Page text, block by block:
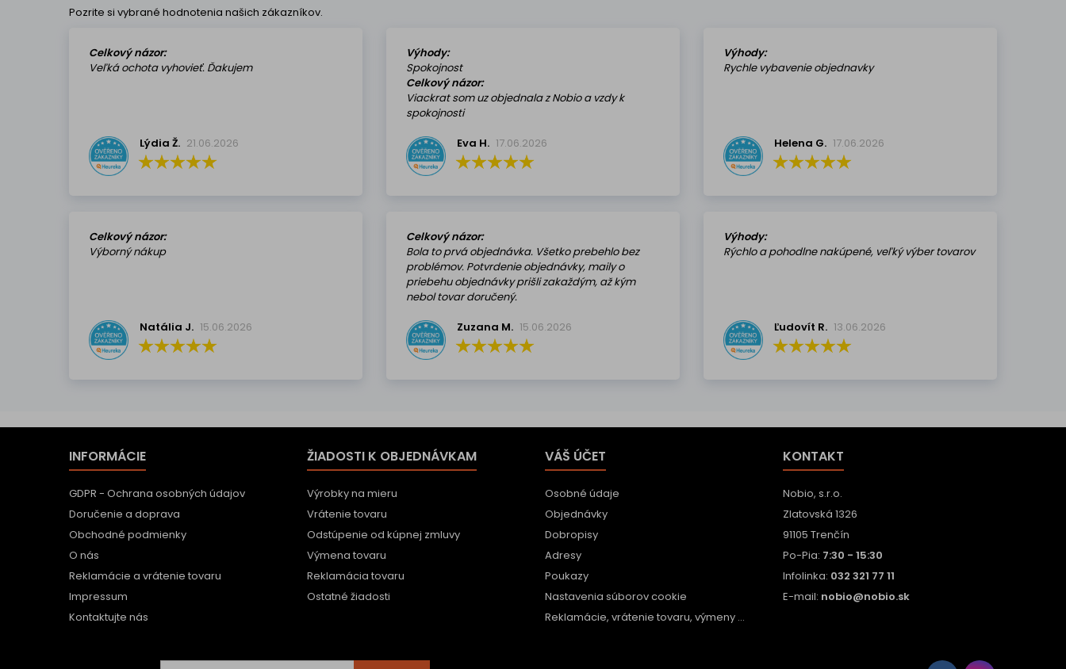
Pozrite si vybrané hodnotenia našich zákazníkov.
Celkový názor:
Veľká ochota vyhovieť. Ďakujem
Lýdia Ž. 21.06.2026
Výhody:
Spokojnost
Celkový názor:
Viackrat som uz objednala z Nobio a vzdy k
spokojnosti
Eva H. 17.06.2026
Výhody:
Rychle vybavenie objednavky
Helena G. 17.06.2026
Celkový názor:
Výborný nákup
Natália J. 15.06.2026
Celkový názor:
Bola to prvá objednávka. Všetko prebehlo bez
problémov. Potvrdenie objednávky, maily o
priebehu objednávky prišli zakaždým, až kým
nebol tovar doručený.
Zuzana M. 15.06.2026
Výhody:
Rýchlo a pohodlne nakúpené, veľký výber tovarov
Ľudovít R. 13.06.2026
INFORMÁCIE
GDPR - Ochrana osobných údajov
Doručenie a doprava
Obchodné podmienky
O nás
Reklamácie a vrátenie tovaru
Impressum
Kontaktujte nás
ŽIADOSTI K OBJEDNÁVKAM
Výrobky na mieru
Vrátenie tovaru
Odstúpenie od kúpnej zmluvy
Výmena tovaru
Reklamácia tovaru
Ostatné žiadosti
VÁŠ ÚČET
Osobné údaje
Objednávky
Dobropisy
Adresy
Poukazy
Nastavenia súborov cookie
Reklamácie, vrátenie tovaru, výmeny ...
KONTAKT
Nobio, s.r.o.
Zlatovská 1326
91105 Trenčín
Po-Pia: 7:30 - 15:30
Infolinka: 032 321 77 11
E-mail: nobio@nobio.sk